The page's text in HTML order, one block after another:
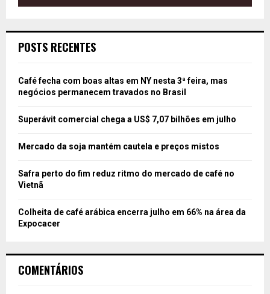
POSTS RECENTES
Café fecha com boas altas em NY nesta 3ª feira, mas
negócios permanecem travados no Brasil
Superávit comercial chega a US$ 7,07 bilhões em julho
Mercado da soja mantém cautela e preços mistos
Safra perto do fim reduz ritmo do mercado de café no
Vietnã
Colheita de café arábica encerra julho em 66% na área da
Expocacer
COMENTÁRIOS